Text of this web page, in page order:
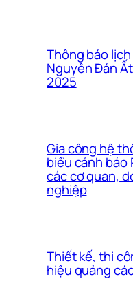
Thông báo
Nguyên Đán
2025
Gia công hệ
biểu cảnh báo
các cơ quan,
nghiệp
Thiết kế, thi
hiệu quảng